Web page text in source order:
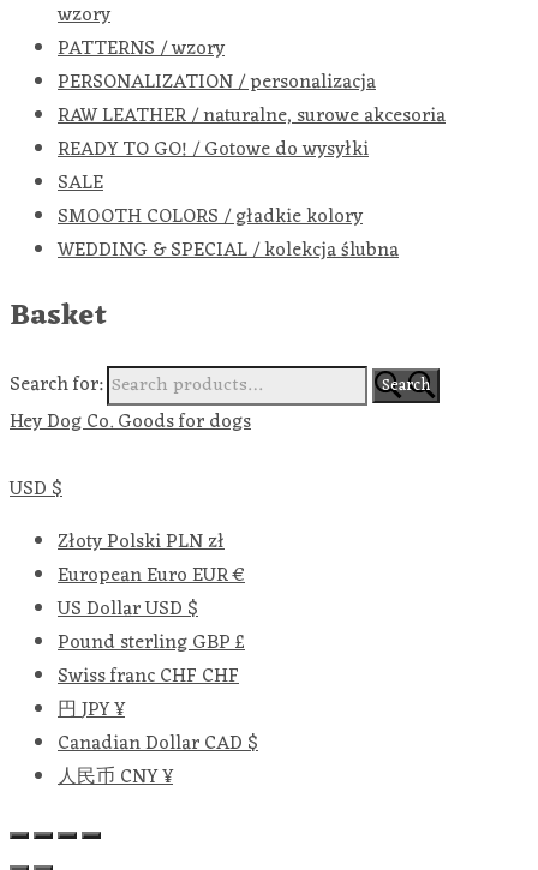
wzory
PATTERNS / wzory
PERSONALIZATION / personalizacja
RAW LEATHER / naturalne, surowe akcesoria
READY TO GO! / Gotowe do wysyłki
SALE
SMOOTH COLORS / gładkie kolory
WEDDING & SPECIAL / kolekcja ślubna
Basket
Search for: Search
Hey Dog Co. Goods for dogs
USD $
Złoty PolskiPLN zł
European EuroEUR €
US DollarUSD $
Pound sterlingGBP £
Swiss francCHF CHF
円JPY ¥
Canadian DollarCAD $
人民币CNY ¥